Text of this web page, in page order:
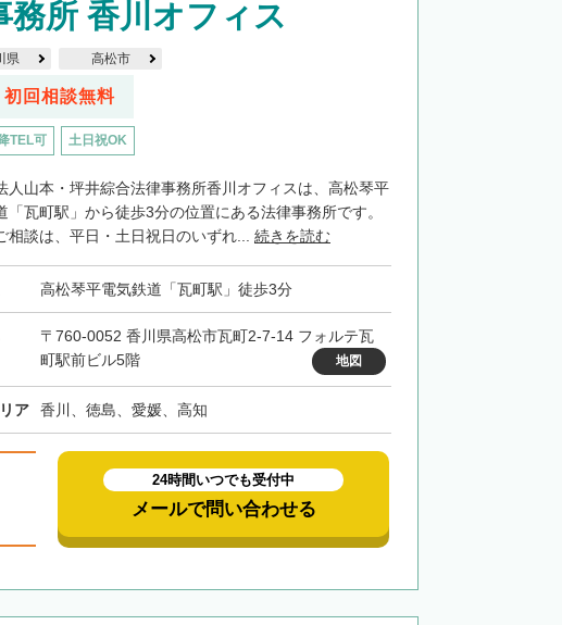
務所 香川オフィス
県 高松市
初回相談無料
TEL可 土日祝OK
人山本・坪井綜合法律事務所香川オフィスは、高松琴平
「瓦町駅」から徒歩3分の位置にある法律事務所です。
相談は、平日・土日祝日のいずれ... 続きを読む
高松琴平電気鉄道「瓦町駅」徒歩3分
〒760-0052 香川県高松市瓦町2-7-14 フォルテ瓦
町駅前ビル5階
地図
ア 香川、徳島、愛媛、高知
24時間いつでも受付中
メールで問い合わせる